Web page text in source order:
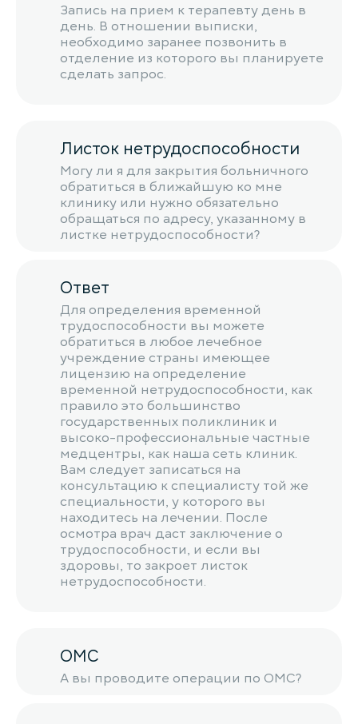
Запись на прием к терапевту день в
день. В отношении выписки,
необходимо заранее позвонить в
отделение из которого вы планируете
сделать запрос.
Листок нетрудоспособности
Могу ли я для закрытия больничного
обратиться в ближайшую ко мне
клинику или нужно обязательно
обращаться по адресу, указанному в
листке нетрудоспособности?
Ответ
Для определения временной
трудоспособности вы можете
обратиться в любое лечебное
учреждение страны имеющее
лицензию на определение
временной нетрудоспособности, как
правило это большинство
государственных поликлиник и
высоко-профессиональные частные
медцентры, как наша сеть клиник.
Вам следует записаться на
консультацию к специалисту той же
специальности, у которого вы
находитесь на лечении. После
осмотра врач даст заключение о
трудоспособности, и если вы
здоровы, то закроет листок
нетрудоспособности.
ОМС
А вы проводите операции по ОМС?